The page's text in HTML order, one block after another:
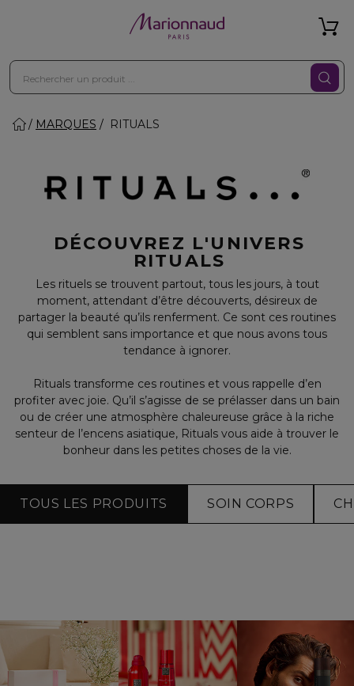
MARQUES RITUALS
DÉCOUVREZ L'UNIVERS
RITUALS
Les rituels se trouvent partout, tous les jours, à tout
moment, attendant d’être découverts, désireux de
partager la beauté qu’ils renferment. Ce sont ces routines
qui semblent sans importance et que nous avons tous
tendance à ignorer.
Rituals transforme ces routines et vous rappelle d’en
profiter avec joie. Qu’il s’agisse de se prélasser dans un bain
ou de créer une atmosphère chaleureuse grâce à la riche
senteur de l’encens asiatique, Rituals vous aide à trouver le
bonheur dans les petites choses de la vie.
TOUS LES PRODUITS SOIN CORPS